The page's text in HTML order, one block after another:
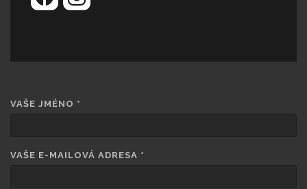
VAŠE JMÉNO *
VAŠE E-MAILOVÁ ADRESA *